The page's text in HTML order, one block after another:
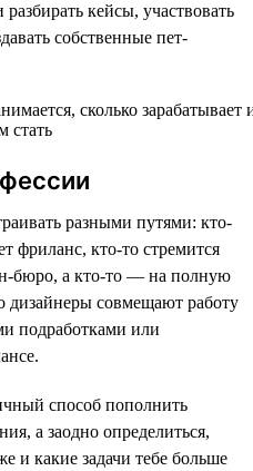
кейсы, участвовать
собственные пет-
разными путями: кто-
фриланс, кто-то стремится
бюро, а кто-то — на полную
дизайнеры совмещают работу
подработками или
способ пополнить
а заодно определиться,
и какие задачи тебе больше